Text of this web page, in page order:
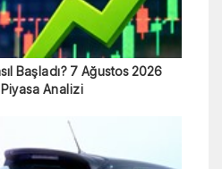
Başladı? 7 Ağustos 2026
Analizi